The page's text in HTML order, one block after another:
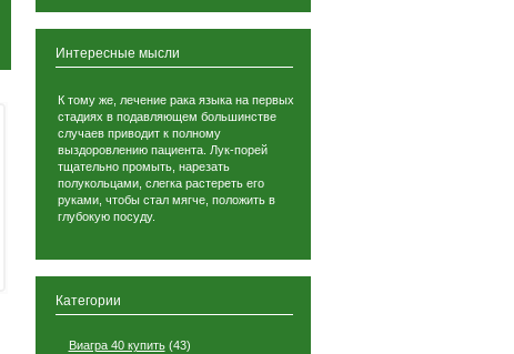
Интересные мысли
К тому же, лечение рака языка на первых
стадиях в подавляющем большинстве
случаев приводит к полному
выздоровлению пациента. Лук-порей
тщательно промыть, нарезать
полукольцами, слегка растереть его
руками, чтобы стал мягче, положить в
глубокую посуду.
Категории
Виагра 40 купить(43)